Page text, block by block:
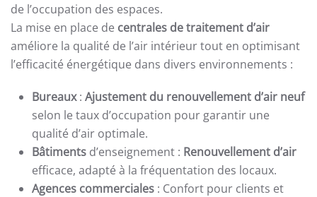
de l’occupation des espaces.
La mise en place de centrales de traitement d’air
améliore la qualité de l’air intérieur tout en optimisant
l’efficacité énergétique dans divers environnements :
Bureaux: Ajustement du renouvellement d’air neuf
selon le taux d’occupation pour garantir une
qualité d’air optimale.
Bâtiments d’enseignement : Renouvellement d’air
efficace, adapté à la fréquentation des locaux.
Agences commerciales : Confort pour clients et